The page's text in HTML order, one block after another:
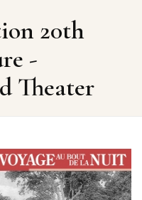
20th
-
Theater